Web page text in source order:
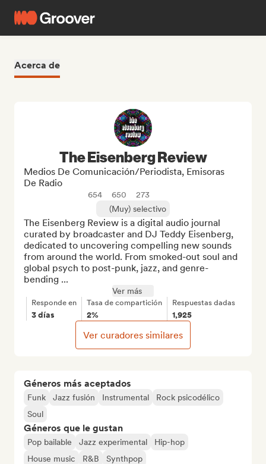
Acerca de
Géneros más aceptados
Funk Jazz fusión Instrumental
Rock psicodélico
Soul
Géneros que le gustan
Pop bailable Jazz experimental
Hip-hop
House music
R&B Synthpop
The Eisenberg Review
Medios De Comunicación/Periodista, Emisoras
De Radio
654 650
273
(Muy) selectivo
The Eisenberg Review is a digital audio journal
curated by broadcaster and DJ Teddy Eisenberg,
dedicated to uncovering compelling new sounds
from around the world. From smoked-out soul and
global psych to post-punk, jazz, and genre-
bending ...
Ver más
Responde en
3 días
Tasa de compartición
2%
Respuestas dadas
1,925
Ver curadores similares